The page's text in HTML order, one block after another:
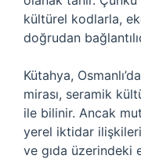
kültürel kodlarla,
doğrudan
Kütahya,
mirası, seramik
ile bilinir. Ancak
yerel iktidar
ve gıda üzerindeki